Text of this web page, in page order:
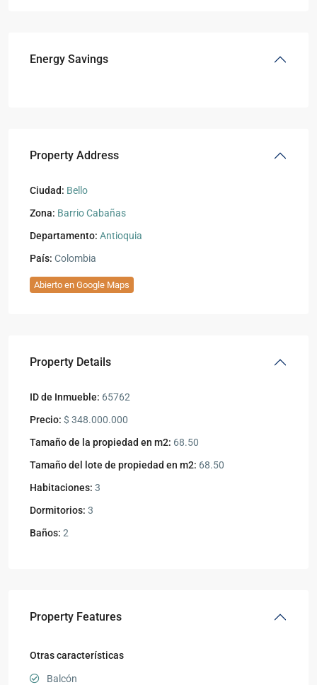
Energy Savings
Property Address
Ciudad: Bello
Zona: Barrio Cabañas
Departamento: Antioquia
País: Colombia
Abierto en Google Maps
Property Details
ID de Inmueble: 65762
Precio: $ 348.000.000
Tamaño de la propiedad en m2: 68.50
Tamaño del lote de propiedad en m2: 68.50
Habitaciones: 3
Dormitorios: 3
Baños: 2
Property Features
Otras características
Balcón